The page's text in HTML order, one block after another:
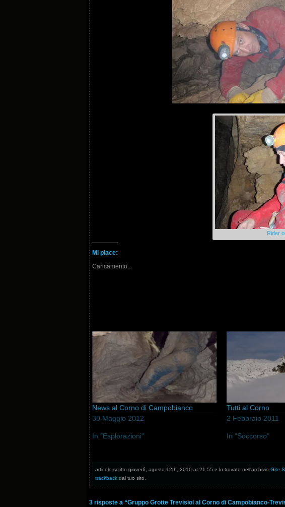
Rider
Mi piace:
Caricamento...
News al Corno di Campobianco
30 Maggio 2012
In "Esplorazioni"
Tutti al Corno
2 Febbraio 2011
In "Soccorso"
articolo scritto giovedì, agosto 12th, 2010 at 21:55 e lo trovate nell'archivio Gite
trackback dal tuo sito.
3 risposte a “Gruppo Grotte Trevisiol al Corno di Campobianco-